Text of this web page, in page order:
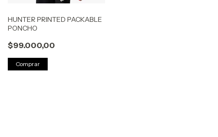
HUNTER PRINTED PACKABLE
PONCHO
$99.000,00
Comprar